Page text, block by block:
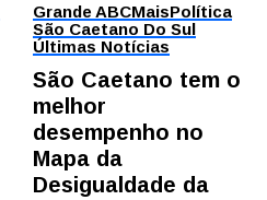
Grande ABCMaisPolítica
São Caetano Do Sul
Últimas Notícias
São Caetano tem o
melhor
desempenho no
Mapa da
Desigualdade da